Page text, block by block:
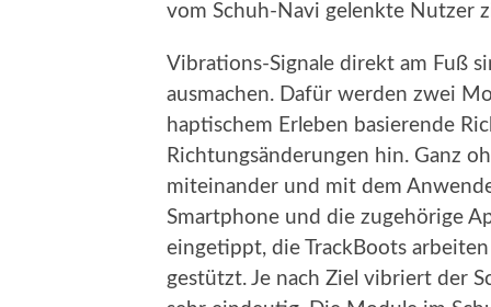
vom Schuh-Navi gelenkte Nutzer
Vibrations-Signale direkt am Fuß
ausmachen. Dafür werden zwei
haptischem Erleben basierende
Richtungsänderungen hin. Ganz
miteinander und mit dem
Smartphone und die zugehörige
eingetippt, die TrackBoots
gestützt. Je nach Ziel vibriert der